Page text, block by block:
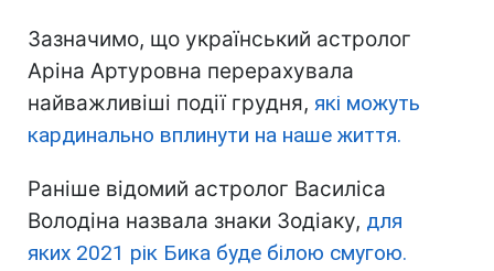
Зазначимо, що український астролог
Аріна Артуровна перерахувала
найважливіші події грудня, які можуть
кардинально вплинути на наше життя.
Раніше відомий астролог Василіса
Володіна назвала знаки Зодіаку, для
яких 2021 рік Бика буде білою смугою.